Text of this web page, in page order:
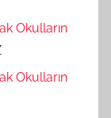
Okulların
Okulların